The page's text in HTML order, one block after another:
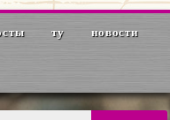
ту новости